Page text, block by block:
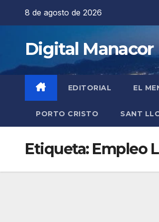
8 de agosto de 2026
Digital Manacor
EDITORIAL EL
PORTO CRISTO SANT
Etiqueta: Empleo